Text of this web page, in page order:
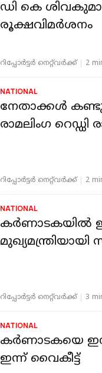
ഡി കെ
രൂക്ഷവിമര്‍ശനം
റിപ്പോർട്ടർ നെറ്റ്‌വര്‍ക്ക്‌ 2
NATIONAL
നേതാക്കള്‍
രാമലിംഗ റെഡ്ഡി
റിപ്പോർട്ടർ നെറ്റ്‌വര്‍ക്ക്‌ 2
NATIONAL
കർണാടകയിൽ
റിപ്പോർട്ടർ നെറ്റ്‌വര്‍ക്ക്‌ 3
NATIONAL
കർണാടകയെ
ഇന്ന് വൈകീട്ട്